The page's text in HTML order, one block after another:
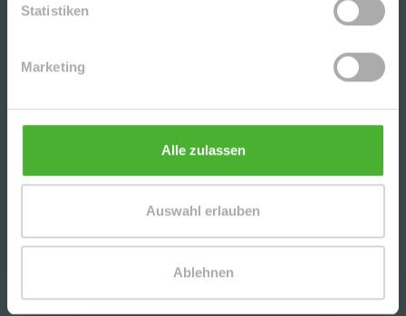
Statistiken
Marketing
Alle zulassen
Auswahl erlauben
Ablehnen
TG-STELLPL. IM BELIEBTEN WURZEN+++
CHARMANTE DG-2-RWG M. TERRASSE, AR U. TG
IN BELIEBTER LAGE V. LPZ.-LAUSEN - NAHE D.
U. EBK (WG-GEEIGNET) IN DER BELIEBTEN